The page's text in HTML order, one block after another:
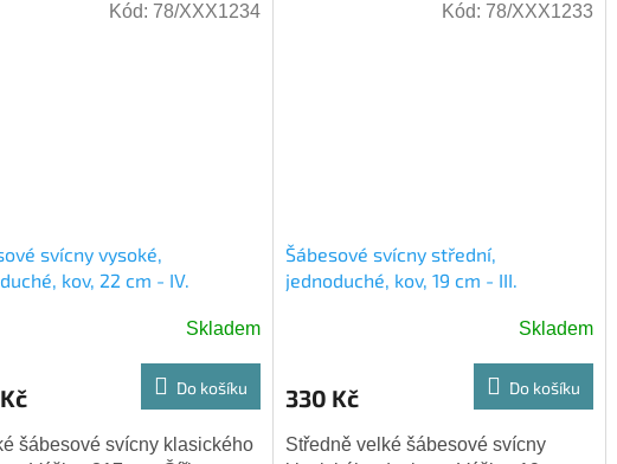
svícny vysoké,
kov, 22 cm - IV.
Skladem
Do košíku
šábesové svícny klasického
Kód: 78/XXX1234
Šábesové svícny střední,
jednoduché, kov, 19 cm - III.
Skladem
330 Kč Do košíku
Středně velké šábesové svícny
Kód: 78/XXX1233